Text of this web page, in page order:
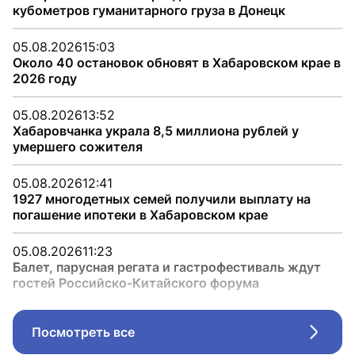
кубометров гуманитарного груза в Донецк
05.08.202615:03
Около 40 остановок обновят в Хабаровском крае в
2026 году
05.08.202613:52
Хабаровчанка украла 8,5 миллиона рублей у
умершего сожителя
05.08.202612:41
1927 многодетных семей получили выплату на
погашение ипотеки в Хабаровском крае
05.08.202611:23
Балет, парусная регата и гастрофестиваль ждут
гостей Российско-Китайского форума
Посмотреть все